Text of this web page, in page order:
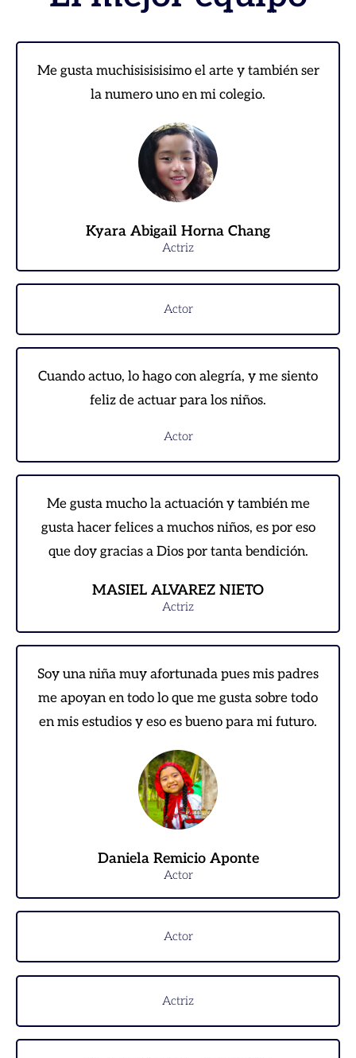
Me gusta muchisisisisimo el arte y también ser
la numero uno en mi colegio.
Kyara Abigail Horna Chang
Actriz
Actor
Cuando actuo, lo hago con alegría, y me siento
feliz de actuar para los niños.
Actor
Me gusta mucho la actuación y también me
gusta hacer felices a muchos niños, es por eso
que doy gracias a Dios por tanta bendición.
MASIEL ALVAREZ NIETO
Actriz
Soy una niña muy afortunada pues mis padres
me apoyan en todo lo que me gusta sobre todo
en mis estudios y eso es bueno para mi futuro.
Daniela Remicio Aponte
Actor
Actor
Actriz